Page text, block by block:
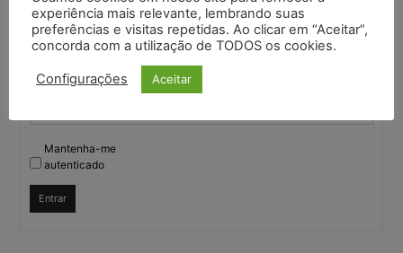
Nome de usuário:
Mantenha-me
autenticado
Entrar
experiência mais relevante, lembrando suas
preferências e visitas repetidas. Ao clicar em “Aceitar”,
concorda com a utilização de TODOS os cookies.
Configurações Aceitar